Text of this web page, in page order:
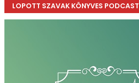
LOPOTT SZAVAK KÖNYVES PODCAST